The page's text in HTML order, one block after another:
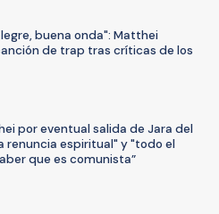
buena onda": Matthei
de trap tras críticas de los
por eventual salida de Jara del
renuncia espiritual" y "todo el
que es comunista”